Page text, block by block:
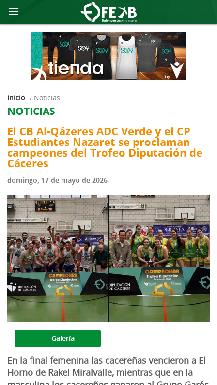
Inicio / noticias
NOTICIAS
El CB Al-Qázeres ADC Verde y el CP
Estudiantes Nazaret se proclaman
campeones del Trofeo Diputación de
Cáceres
domingo, 17 de mayo de 2026
Galería
En la final femenina las cacereñas vencieron a El
Horno de Rakel Miralvalle, mientras que en la